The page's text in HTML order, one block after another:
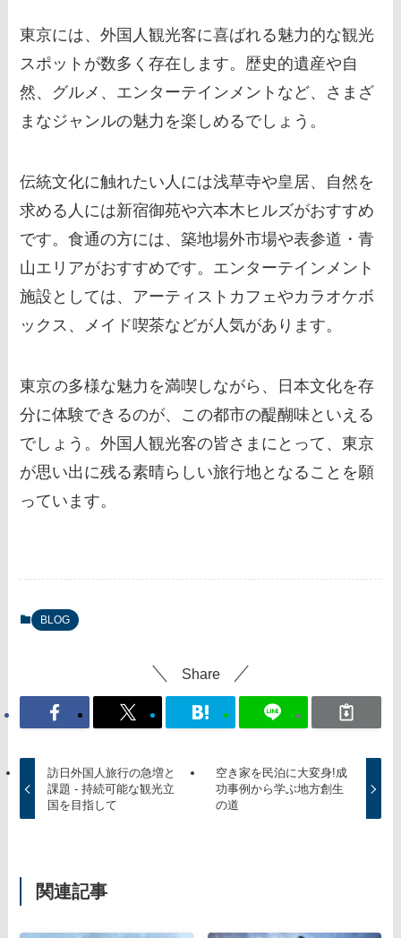
東京には、外国人観光客に喜ばれる魅力的な観光
スポットが数多く存在します。歴史的遺産や自
然、グルメ、エンターテインメントなど、さまざ
まなジャンルの魅力を楽しめるでしょう。
伝統文化に触れたい人には浅草寺や皇居、自然を
求める人には新宿御苑や六本木ヒルズがおすすめ
です。食通の方には、築地場外市場や表参道・青
山エリアがおすすめです。エンターテインメント
施設としては、アーティストカフェやカラオケボ
ックス、メイド喫茶などが人気があります。
東京の多様な魅力を満喫しながら、日本文化を存
分に体験できるのが、この都市の醍醐味といえる
でしょう。外国人観光客の皆さまにとって、東京
が思い出に残る素晴らしい旅行地となることを願
っています。
BLOG
Share
訪日外国人旅行の急増と
課題 - 持続可能な観光立
国を目指して
空き家を民泊に大変身!成
功事例から学ぶ地方創生
の道
関連記事